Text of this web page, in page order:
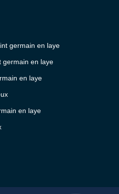
germain en laye
germain en laye
en laye
en laye